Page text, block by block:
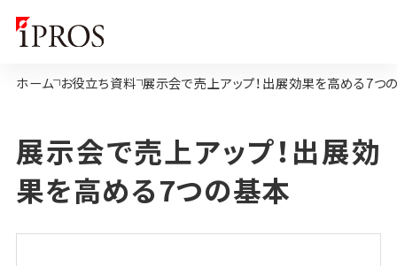
ホーム お役立ち資料 展示会で売上アップ！出展効果を高める7つ
展示会で売上アップ！出展効
果を高める7つの基本